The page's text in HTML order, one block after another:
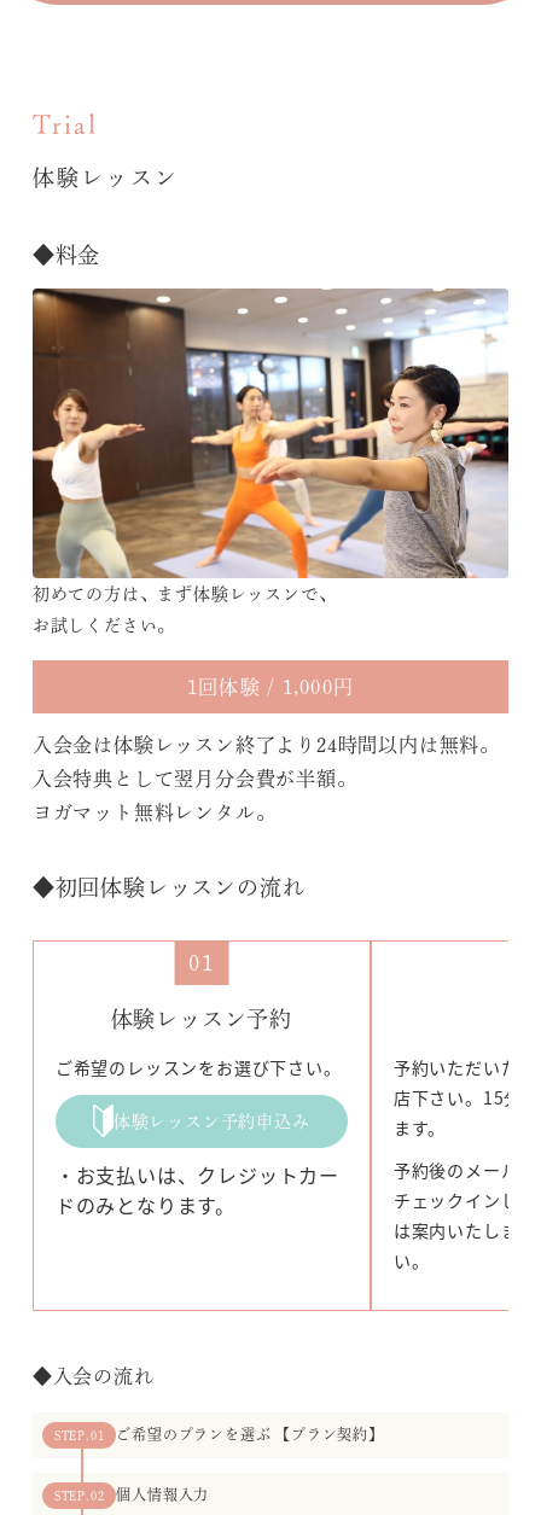
Trial
体験レッスン
◆料金
初めての方は、まず体験レッスンで、
お試しください。
1回体験 / 1,000円
入会金は体験レッスン終了より24時間以内は無料。
入会特典として翌月分会費が半額。
ヨガマット無料レンタル。
◆初回体験レッスンの流れ
01
体験レッスン予約
ご希望のレッスンをお選び下さい。
体験レッスン予約申込み
・お支払いは、クレジットカー
ドのみとなります。
予約いただいた
店下さい。15分
ます。
予約後のメール
チェックインし
は案内いたしま
い。
◆入会の流れ
STEP.01 ご希望のプランを選ぶ 【プラン契約】
STEP.02 個人情報入力